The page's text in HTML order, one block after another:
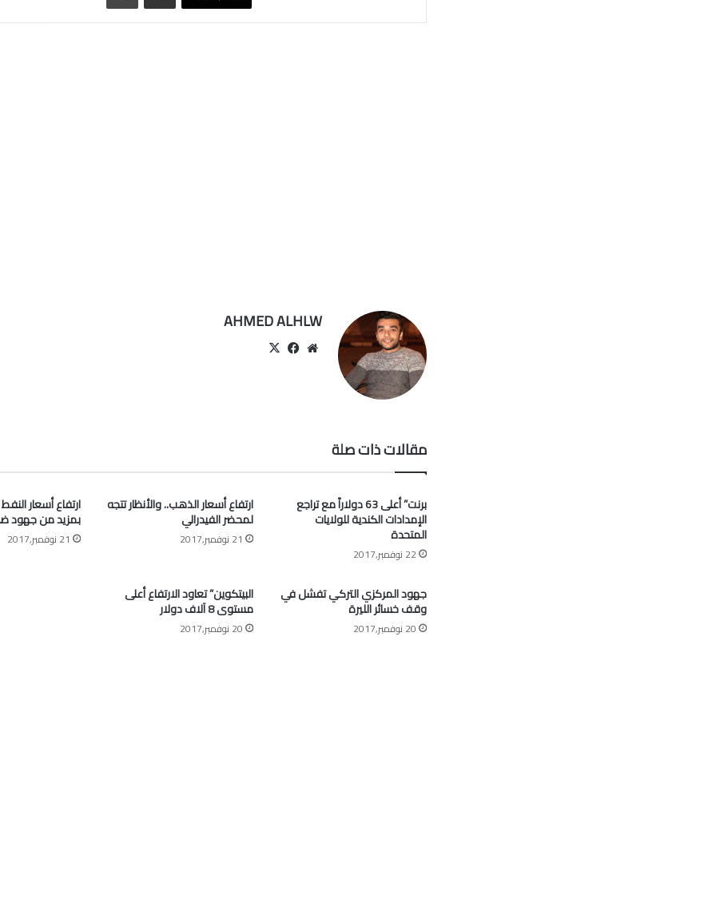
AHMED ALHLW
موقعفيسبوك
مقالات ذات صلة
برنت” أعلى 63 دولاراً مع تراجع
الإمدادات الكندية للولايات
المتحدة
22 نوفمبر,2017
ارتفاع أسعار الذهب.. والأنظار تتجه
لمحضر الفيدرالي
21 نوفمبر,2017
ارتفاع أسعار
بمزيد من جهود
21 نوفمبر,2017
جهود المركزي التركي تفشل في
وقف خسائر الليرة
20 نوفمبر,2017
البيتكوين” تعاود الارتفاع أعلى
مستوى 8 آلاف دولار
20 نوفمبر,2017